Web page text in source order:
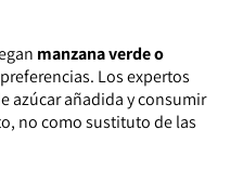
manzana verde o
Los expertos
azúcar añadida y consumir
no como sustituto de las